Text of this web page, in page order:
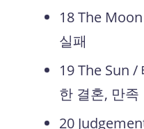
18 The
실패
19 The Sun /
한 결혼, 만족
20